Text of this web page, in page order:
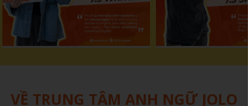
VỀ TRUNG TÂM ANH NGỮ JOLO